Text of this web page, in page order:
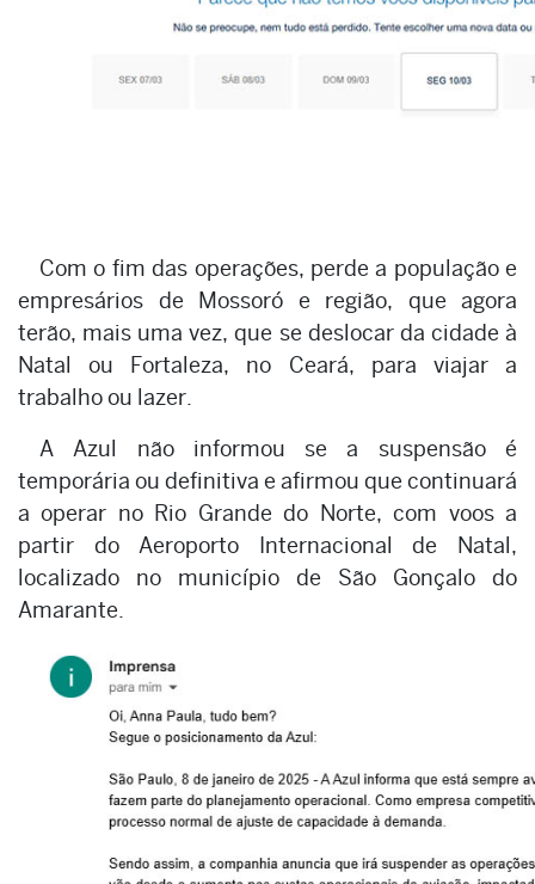
Com o fim das operações, perde a população e
empresários de Mossoró e região, que agora
terão, mais uma vez, que se deslocar da cidade à
Natal ou Fortaleza, no Ceará, para viajar a
trabalho ou lazer.
A Azul não informou se a suspensão é
temporária ou definitiva e afirmou que continuará
a operar no Rio Grande do Norte, com voos a
partir do Aeroporto Internacional de Natal,
localizado no município de São Gonçalo do
Amarante.